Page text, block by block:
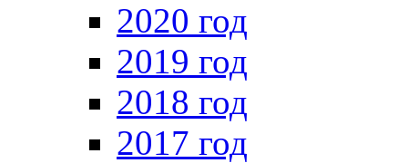
2020 год
2019 год
2018 год
2017 год